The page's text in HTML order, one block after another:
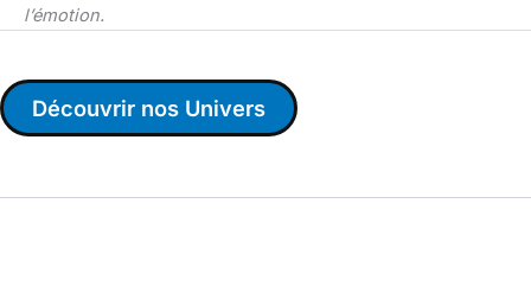
l’émotion.
Découvrir nos Univers